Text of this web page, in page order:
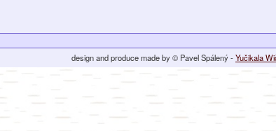
design and produce made by © Pavel Spálený -Yučikala